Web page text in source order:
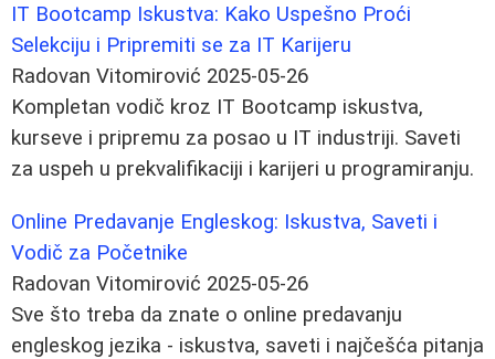
IT Bootcamp Iskustva: Kako Uspešno Proći
Selekciju i Pripremiti se za IT Karijeru
Radovan Vitomirović 2025-05-26
Kompletan vodič kroz IT Bootcamp iskustva,
kurseve i pripremu za posao u IT industriji. Saveti
za uspeh u prekvalifikaciji i karijeri u programiranju.
Online Predavanje Engleskog: Iskustva, Saveti i
Vodič za Početnike
Radovan Vitomirović 2025-05-26
Sve što treba da znate o online predavanju
engleskog jezika - iskustva, saveti i najčešća pitanja